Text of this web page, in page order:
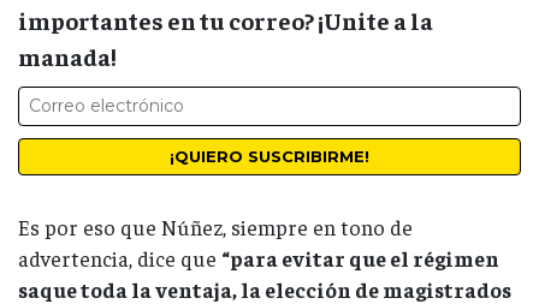
importantes en tu correo? ¡Unite a la
manada!
Es por eso que Núñez, siempre en tono de
advertencia, dice que “para evitar que el régimen
saque toda la ventaja, la elección de magistrados